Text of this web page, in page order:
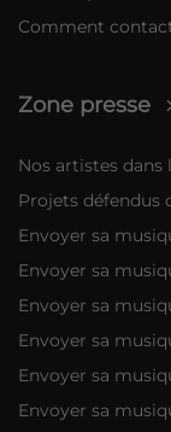
Comment
Zone presse
Nos artistes dans
Projets défendus
Envoyer sa
Envoyer sa
Envoyer sa
Envoyer sa
Envoyer sa
Envoyer sa